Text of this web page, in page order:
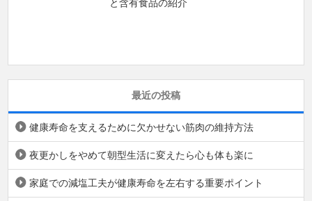
と含有食品の紹介
最近の投稿
健康寿命を支えるために欠かせない筋肉の維持方法
夜更かしをやめて朝型生活に変えたら心も体も楽に
家庭での減塩工夫が健康寿命を左右する重要ポイント